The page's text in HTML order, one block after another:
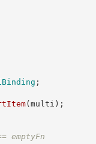
;
(multi ) ;
emptyFn